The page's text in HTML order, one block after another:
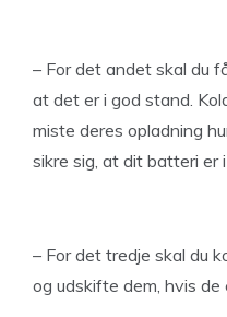
– For det andet skal du
at det er i god stand.
miste deres opladning
sikre sig, at dit batteri er
– For det tredje skal du
og udskifte dem, hvis de